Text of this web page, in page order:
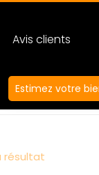
Avis clients
Estimez votre
résultat